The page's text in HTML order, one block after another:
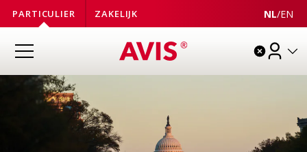
PARTICULIER ZAKELIJK NL/EN